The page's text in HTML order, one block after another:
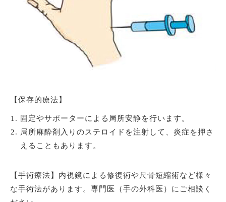
【保存的療法】
固定やサポーターによる局所安静を行います。
局所麻酔剤入りのステロイドを注射して、炎症を押さ
えることもあります。
【手術療法】内視鏡による修復術や尺骨短縮術など様々
な手術法があります。専門医（手の外科医）にご相談く